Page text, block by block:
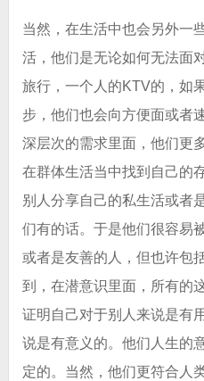
当然，在生活中也会另外一
活，他们是无论如何无法面
旅行，一个人的KTV的，如
步，他们也会向方便面或者
深层次的需求里面，他们更
在群体生活当中找到自己的
别人分享自己的私生活或者
们有的话。于是他们很容易
或者是友善的人，但也许包
到，在潜意识里面，所有的
证明自己对于别人来说是有
说是有意义的。他们人生的
定的。当然，他们更符合人